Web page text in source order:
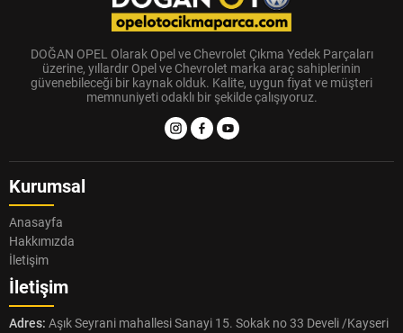
DOĞAN OPEL Olarak Opel ve Chevrolet Çıkma Yedek Parçaları
üzerine, yıllardır Opel ve Chevrolet marka araç sahiplerinin
güvenebileceği bir kaynak olduk. Kalite, uygun fiyat ve müşteri
memnuniyeti odaklı bir şekilde çalışıyoruz.
Kurumsal
Anasayfa
Hakkımızda
İletişim
İletişim
Adres: Aşık Seyrani mahallesi Sanayi 15. Sokak no 33 Develi /Kayseri